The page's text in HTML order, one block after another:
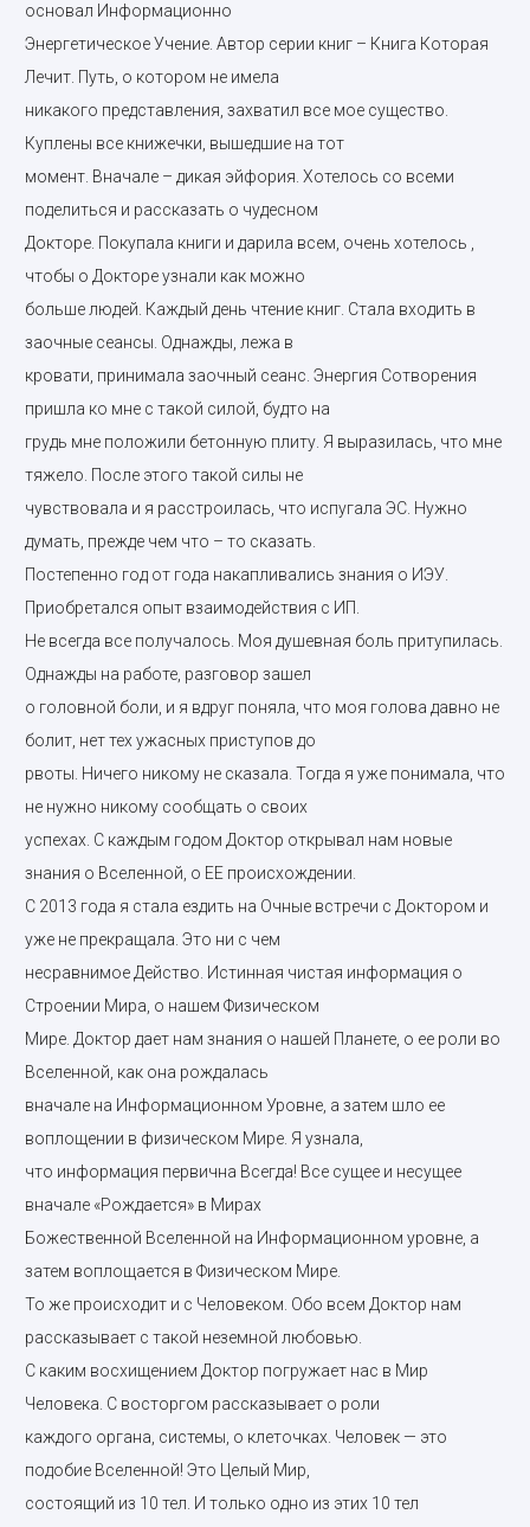
основал Информационно
Энергетическое Учение. Автор серии книг – Книга Которая
Лечит. Путь, о котором не имела
никакого представления, захватил все мое существо.
Куплены все книжечки, вышедшие на тот
момент. Вначале – дикая эйфория. Хотелось со всеми
поделиться и рассказать о чудесном
Докторе. Покупала книги и дарила всем, очень хотелось ,
чтобы о Докторе узнали как можно
больше людей. Каждый день чтение книг. Стала входить в
заочные сеансы. Однажды, лежа в
кровати, принимала заочный сеанс. Энергия Сотворения
пришла ко мне с такой силой, будто на
грудь мне положили бетонную плиту. Я выразилась, что мне
тяжело. После этого такой силы не
чувствовала и я расстроилась, что испугала ЭС. Нужно
думать, прежде чем что – то сказать.
Постепенно год от года накапливались знания о ИЭУ.
Приобретался опыт взаимодействия с ИП.
Не всегда все получалось. Моя душевная боль притупилась.
Однажды на работе, разговор зашел
о головной боли, и я вдруг поняла, что моя голова давно не
болит, нет тех ужасных приступов до
рвоты. Ничего никому не сказала. Тогда я уже понимала, что
не нужно никому сообщать о своих
успехах. С каждым годом Доктор открывал нам новые
знания о Вселенной, о ЕЕ происхождении.
С 2013 года я стала ездить на Очные встречи с Доктором и
уже не прекращала. Это ни с чем
несравнимое Действо. Истинная чистая информация о
Строении Мира, о нашем Физическом
Мире. Доктор дает нам знания о нашей Планете, о ее роли во
Вселенной, как она рождалась
вначале на Информационном Уровне, а затем шло ее
воплощении в физическом Мире. Я узнала,
что информация первична Всегда! Все сущее и несущее
вначале «Рождается» в Мирах
Божественной Вселенной на Информационном уровне, а
затем воплощается в Физическом Мире.
То же происходит и с Человеком. Обо всем Доктор нам
рассказывает с такой неземной любовью.
С каким восхищением Доктор погружает нас в Мир
Человека. С восторгом рассказывает о роли
каждого органа, системы, о клеточках. Человек — это
подобие Вселенной! Это Целый Мир,
состоящий из 10 тел. И только одно из этих 10 тел